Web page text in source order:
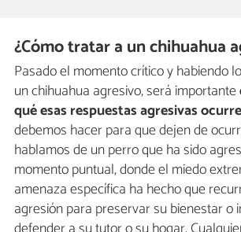
¿Cómo tratar a un chihuahua
Pasado el momento crítico y habiendo
un chihuahua agresivo, será importante
qué esas respuestas agresivas
debemos hacer para que dejen de
hablamos de un perro que ha sido
momento puntual, donde el miedo
amenaza específica ha hecho que
agresión para preservar su bienestar o